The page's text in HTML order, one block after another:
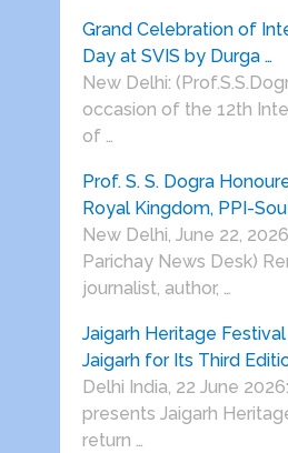
Grand Celebration of
Day at SVIS by Durga …
New Delhi:
occasion of the 12th
of …
Prof. S. S. Dogra
Royal Kingdom, PPI-
New Delhi, June 22,
Parichay News Desk)
journalist, author, …
Jaigarh Heritage
Jaigarh for Its Third
Delhi India, 22 June
presents Jaigarh
return …